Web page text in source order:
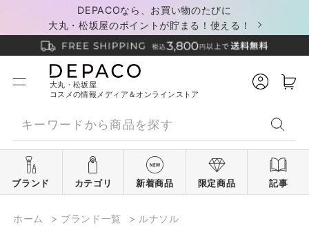
DEPACOなら、お買い物のたびに
大丸・松坂屋のポイントが貯まる！使える！
大丸・松坂屋
コスメの情報メディア＆オンラインストア
ブランド カテゴリ 新着商品 限定商品 記事
ホーム > ブランド一覧 > ルナソル